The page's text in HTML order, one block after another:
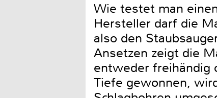
Wie testet man
Hersteller darf die
also den
Ansetzen zeigt die
entweder freihändig
Tiefe gewonnen,